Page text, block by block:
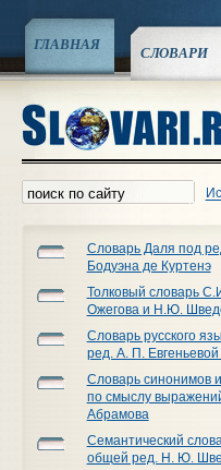
ГЛАВНАЯ СЛОВАРИ
Словарь Даля под
Бодуэна де Куртенэ
Толковый словарь
Ожегова и Н.Ю.
Словарь русского
ред. А. П.
Словарь синонимов
по смыслу
Абрамова
Семантический
общей ред. Н. Ю.